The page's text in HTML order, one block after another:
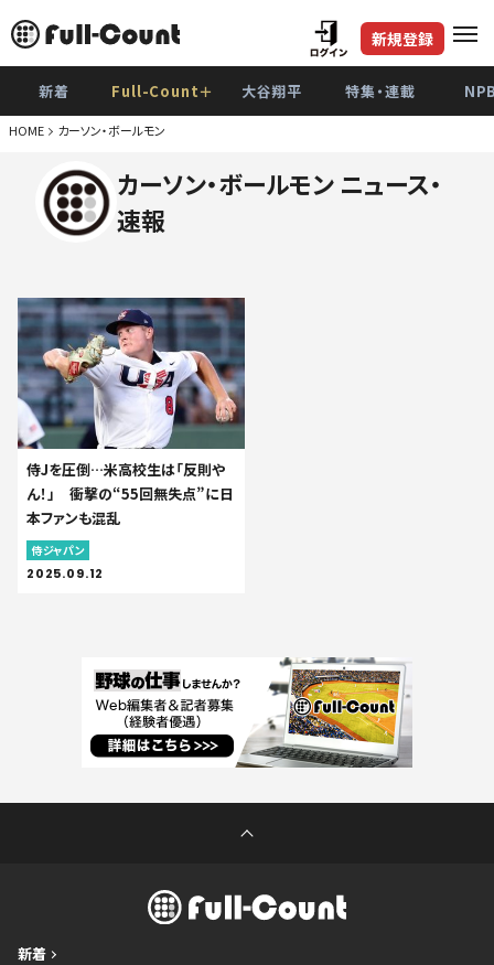
新規登録
新着 Full-Count＋ 大谷翔平 特集・連載
HOME カーソン・ボールモン
カーソン・ボールモン ニュース・
速報
侍Jを圧倒…米高校生は「反則や
ん！」 衝撃の“55回無失点”に日
本ファンも混乱
侍ジャパン
2025.09.12
新着